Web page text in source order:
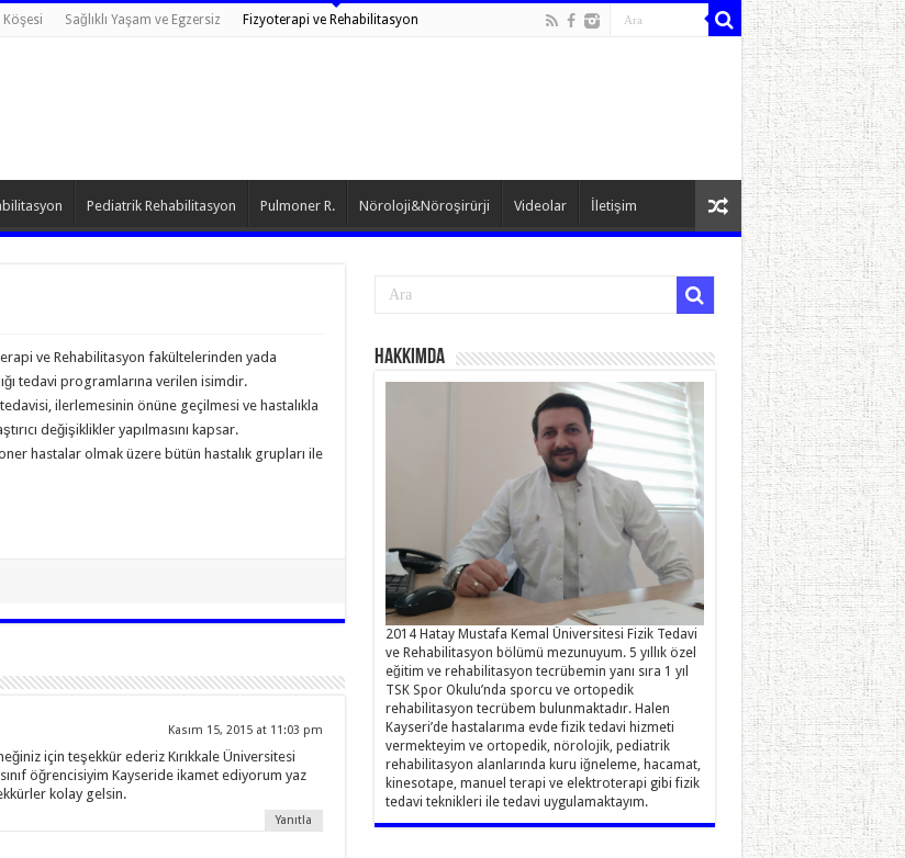
Sağlıklı Yaşam ve Egzersiz Fizyoterapi ve Rehabilitasyon
Pediatrik Rehabilitasyon Pulmoner R. Nöroloji&Nöroşirürji Videolar İletişim
ve Rehabilitasyon fakültelerinden yada
tedavi programlarına verilen isimdir.
ilerlemesinin önüne geçilmesi ve hastalıkla
değişiklikler yapılmasını kapsar.
hastalar olmak üzere bütün hastalık grupları ile
Kasım 15, 2015 at 11:03 pm
için teşekkür ederiz Kırıkkale Üniversitesi
öğrencisiyim Kayseride ikamet ediyorum yaz
kolay gelsin.
Yanıtla
Hakkımda
2014 Hatay Mustafa Kemal Üniversitesi Fizik Tedavi
ve Rehabilitasyon bölümü mezunuyum. 5 yıllık özel
eğitim ve rehabilitasyon tecrübemin yanı sıra 1 yıl
TSK Spor Okulu’nda sporcu ve ortopedik
rehabilitasyon tecrübem bulunmaktadır. Halen
Kayseri’de hastalarıma evde fizik tedavi hizmeti
vermekteyim ve ortopedik, nörolojik, pediatrik
rehabilitasyon alanlarında kuru iğneleme, hacamat,
kinesotape, manuel terapi ve elektroterapi gibi fizik
tedavi teknikleri ile tedavi uygulamaktayım.